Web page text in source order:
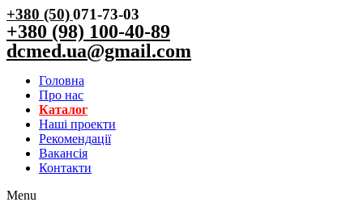
+380 (50)071-73-03
+380 (98) 100-40-89
dcmed.ua@gmail.com
Головна
Про нас
Каталог
Нашi проекти
Рекомендації
Вакансiя
Контакти
Menu